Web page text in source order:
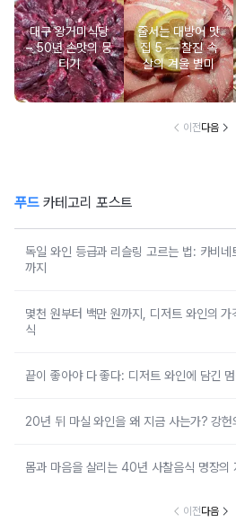
대구 왕거미식당
– 50년 손맛의 뭉
티기
줄서는 대방어 맛
집 5 ― 찰진 속
살의 겨울 별미
이전다음
푸드카테고리 포스트
독일 와인 등급과 리슬링 고르는 법: 카비네
까지
몇천 원부터 백만 원까지, 디저트 와인의
식
끝이 좋아야 다 좋다: 디저트 와인에 담긴
20년 뒤 마실 와인을 왜 지금 사는가? 강헌
몸과 마음을 살리는 40년 사찰음식 명장의
이전다음